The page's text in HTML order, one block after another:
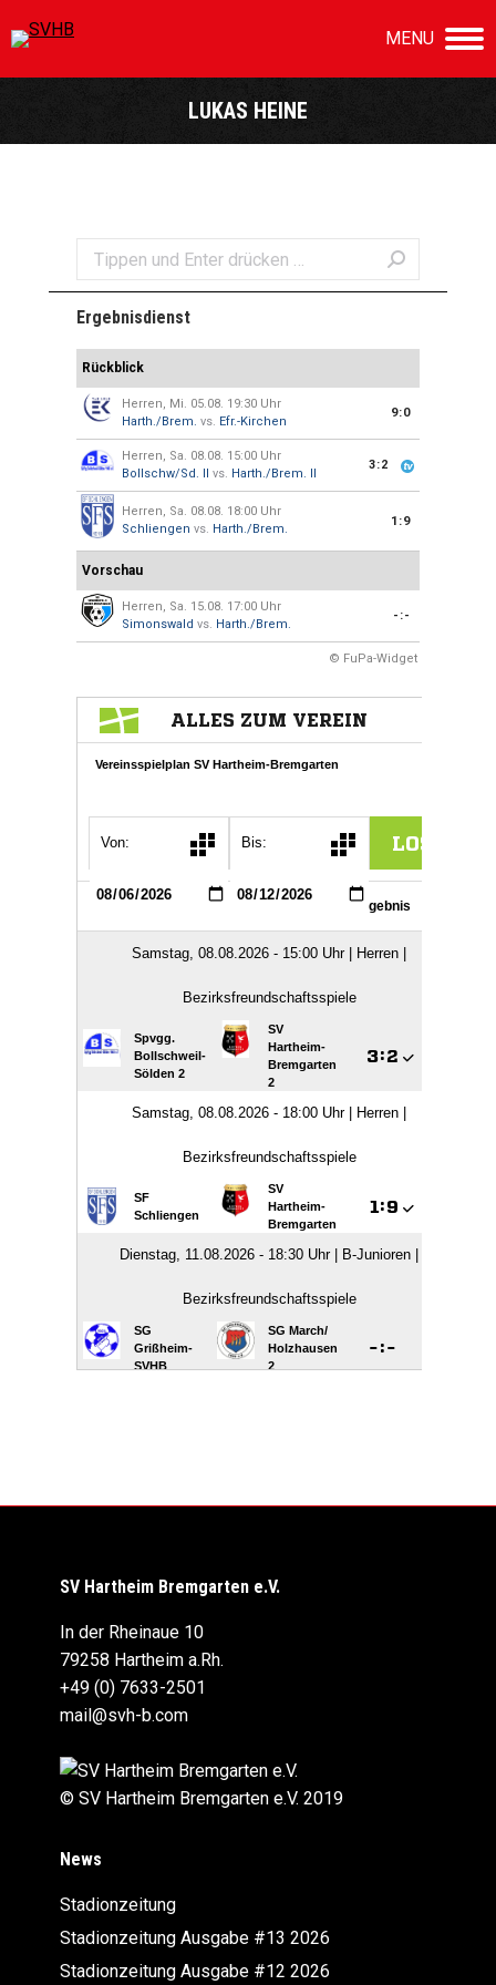
MENU
LUKAS HEINE
Sie befinden sich hier:
Search:
Ergebnisdienst
Rückblick
Herren, Mi. 05.08. 19:30 Uhr
Harth./Brem. vs. Efr.-Kirchen
9:0
Herren, Sa. 08.08. 15:00 Uhr
Bollschw/Sd. II vs. Harth./Brem. II
3:2
Herren, Sa. 08.08. 18:00 Uhr
Schliengen vs. Harth./Brem.
1:9
Vorschau
Herren, Sa. 15.08. 17:00 Uhr
Simonswald vs. Harth./Brem.
-:-
© FuPa-Widget
SV Hartheim Bremgarten e.V.
In der Rheinaue 10
79258 Hartheim a.Rh.
+49 (0) 7633-2501
mail@svh-b.com
© SV Hartheim Bremgarten e.V. 2019
News
Stadionzeitung
Stadionzeitung Ausgabe #13 2026
Stadionzeitung Ausgabe #12 2026